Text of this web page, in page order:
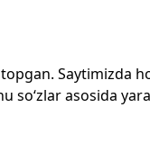
Saytimizda
asosida